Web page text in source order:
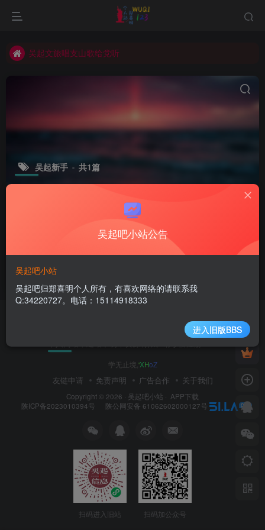
吴起文旅唱支山歌给党听
吴起文旅唱支山歌给党听
吴起新手 共1篇
评论
吴起小站新手阅读
学无止境,e{jce
友链申请 免责声明 广告合作 关于我们
Copyright © 2026 · 吴起吧小站 · APP下载
陕ICP备2023010394号
陕公网安备 61062602000127号
扫码进入旧站 扫码加公众号
吴起吧小站公告
吴起吧小站
吴起吧归郑喜明个人所有，有喜欢网络的请联系我
Q:34220727。电话：15114918333
进入旧版BBS